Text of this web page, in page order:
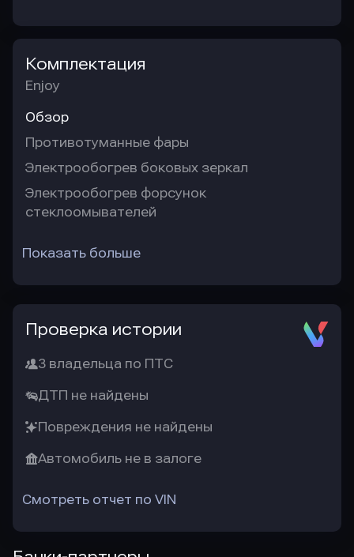
Комплектация
Enjoy
Обзор
Противотуманные фары
Электрообогрев боковых зеркал
Электрообогрев форсунок
стеклоомывателей
Показать больше
Проверка истории
3 владельца по ПТС
ДТП не найдены
Повреждения не найдены
Автомобиль не в залоге
Смотреть отчет по VIN